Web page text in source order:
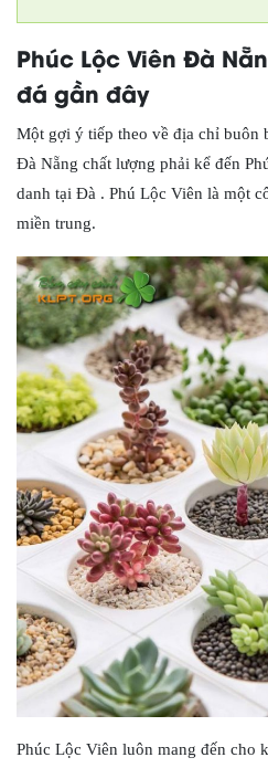
Phúc Lộc Viên Đà
đá gần đây
Một gợi ý tiếp theo về địa chỉ buôn
Đà Nẵng chất lượng phải kể đến
danh tại Đà . Phú Lộc Viên là một
miền trung.
Phúc Lộc Viên luôn mang đến cho